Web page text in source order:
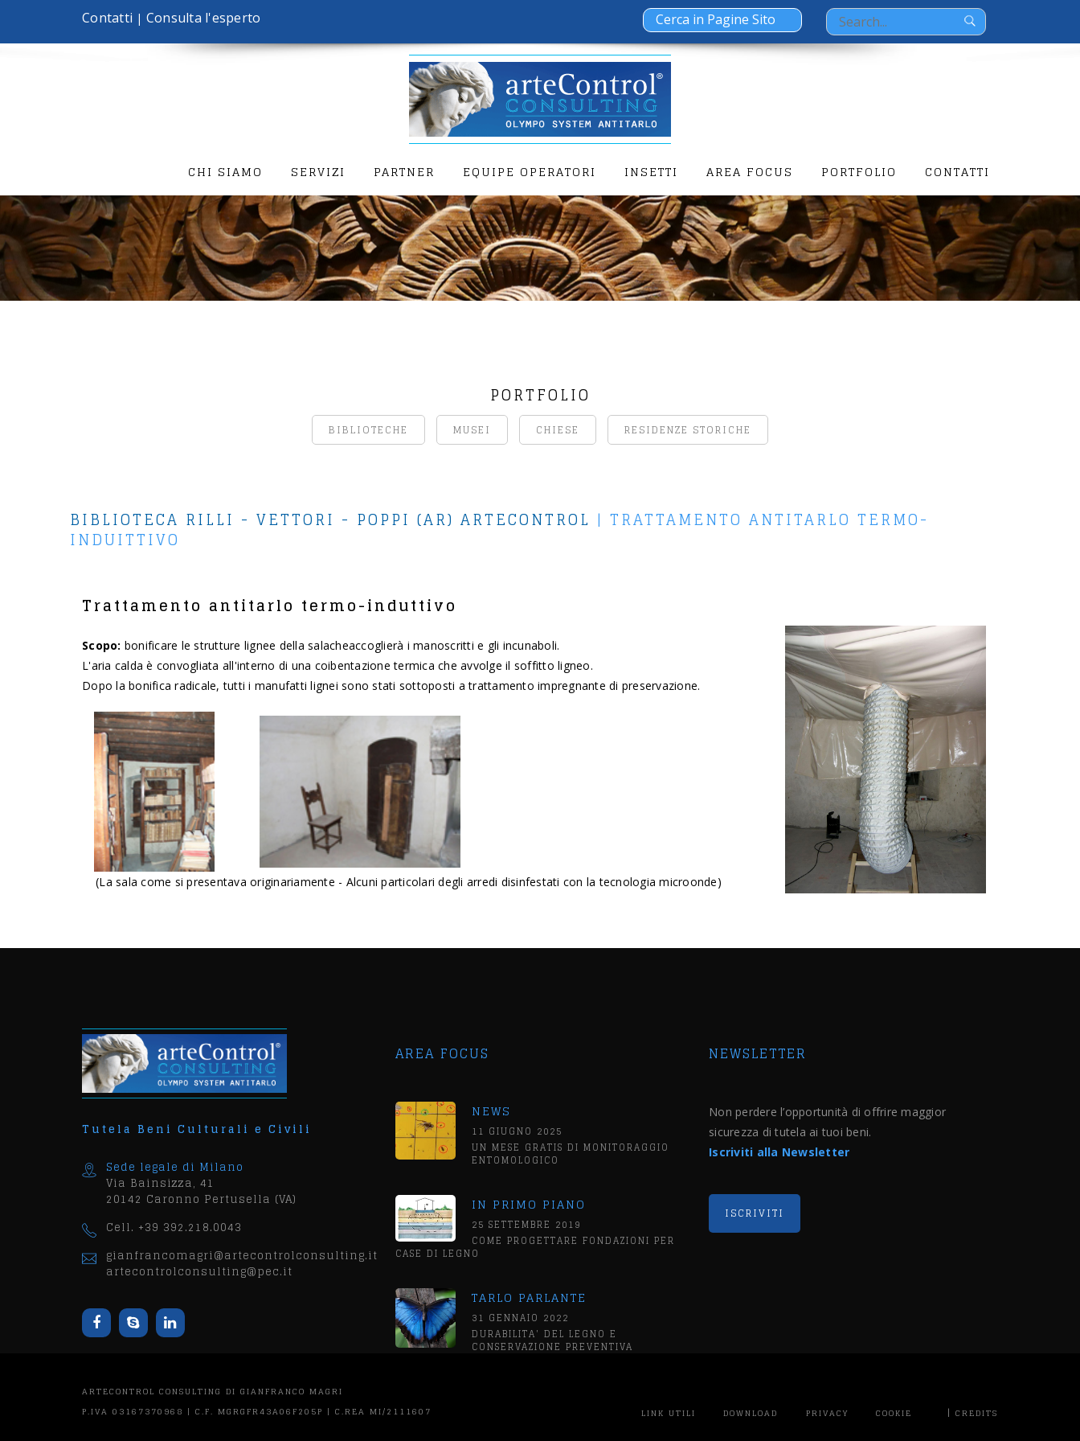
Contatti | Consulta l'esperto
Search
for:
CHI SIAMO SERVIZI PARTNER EQUIPE OPERATORI INSETTI AREA FOCUS PORTFOLIO CONTATTI
PORTFOLIO
BIBLIOTECHE MUSEI CHIESE RESIDENZE STORICHE
BIBLIOTECA RILLI - VETTORI - POPPI (AR) ARTECONTROL | TRATTAMENTO ANTITARLO TERMO-
INDUITTIVO
Trattamento antitarlo termo-induttivo
Scopo: bonificare le strutture lignee della salacheaccoglierà i manoscritti e gli incunaboli.
L'aria calda è convogliata all'interno di una coibentazione termica che avvolge il soffitto ligneo.
Dopo la bonifica radicale, tutti i manufatti lignei sono stati sottoposti a trattamento impregnante di preservazione.
(La sala come si presentava originariamente - Alcuni particolari degli arredi disinfestati con la tecnologia microonde)
Tutela Beni Culturali e Civili
Sede legale di Milano
Via Bainsizza, 41
20142 Caronno Pertusella (VA)
Cell. +39 392.218.0043
gianfrancomagri@artecontrolconsulting.it
artecontrolconsulting@pec.it
AREA FOCUS
NEWS
11 GIUGNO 2025
UN MESE GRATIS DI MONITORAGGIO
ENTOMOLOGICO
IN PRIMO PIANO
25 SETTEMBRE 2019
COME PROGETTARE FONDAZIONI PER
CASE DI LEGNO
TARLO PARLANTE
31 GENNAIO 2022
DURABILITA' DEL LEGNO E
CONSERVAZIONE PREVENTIVA
NEWSLETTER
Non perdere l’opportunità di offrire maggior
sicurezza di tutela ai tuoi beni.
Iscriviti alla Newsletter
ARTECONTROL CONSULTING DI GIANFRANCO MAGRI
P.IVA 03167370968 | C.F. MGRGFR43A06F205P | C.REA MI/2111607
LINK UTILI DOWNLOAD PRIVACY COOKIE | CREDITS